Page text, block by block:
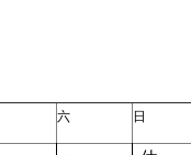
六 日